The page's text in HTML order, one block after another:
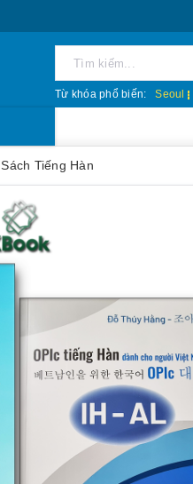
Từ khóa phổ biến: Seoul
Sách Tiếng Hàn